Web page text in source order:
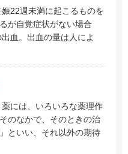
22週未満に起こるものを
が自覚症状がない場合
血。出血の量は人によ
には、いろいろな薬理作
のなかで、そのときの治
といい、それ以外の期待